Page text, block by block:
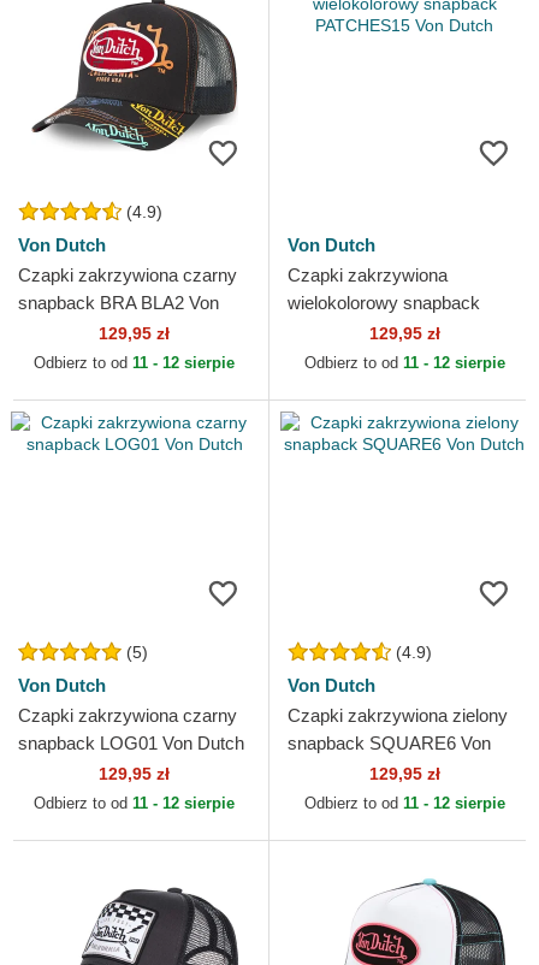
(4.9)
Von Dutch
Czapki zakrzywiona czarny
snapback BRA BLA2 Von
129,95 zł
Odbierz to od 11 - 12 sierpie
Von Dutch
Czapki zakrzywiona
wielokolorowy snapback
PATCHES15 Von Dutch
129,95 zł
Odbierz to od 11 - 12 sierpie
(5)
Von Dutch
Czapki zakrzywiona czarny
snapback LOG01 Von Dutch
129,95 zł
Odbierz to od 11 - 12 sierpie
(4.9)
Von Dutch
Czapki zakrzywiona zielony
snapback SQUARE6 Von
129,95 zł
Odbierz to od 11 - 12 sierpie